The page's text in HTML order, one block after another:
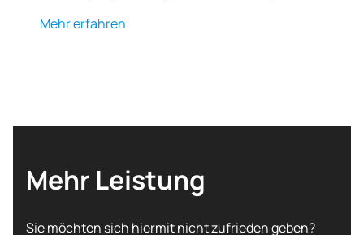
Mehr erfahren
Mehr Leistung
Sie möchten sich hiermit nicht zufrieden geben?